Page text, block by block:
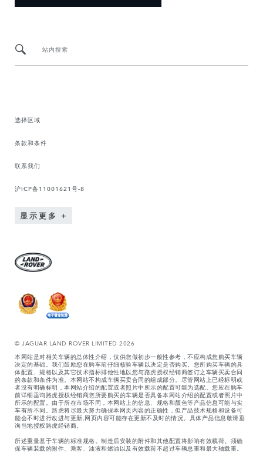
站内搜索
选择区域
条款和条件
联系我们
沪ICP备11001621号-8
显示更多
© JAGUAR LAND ROVER LIMITED 2026
本网站是对相关车辆的总体性介绍，仅供您做初步一般性参考，不应构成您购买车辆
决定的基础。我们鼓励您在购车前仔细核验车辆以决定是否购买。您所购买车辆的具
体配置、规格以及其它技术指标排他性地以您与路虎授权经销商签订之车辆买卖合同
的条款和条件为准。本网站不构成车辆买卖合同的组成部分。尽管网站上已经标明或
者没有明确标明，本网站介绍的配置或者照片中所示的配置可能为选配。您应在购车
前详细垂询路虎授权经销商您所要购买的车辆是否具备本网站介绍的配置或者照片中
所示的配置。由于所在市场不同，本网站上的信息、规格和颜色等产品信息可能与实
车有所不同。路虎将尽最大努力确保本网页内容的正确性，但产品技术规格和设备可
能会不时进行改进与更新,网页内容可能存在更新不及时的情况。具体产品信息敬请垂
询当地授权路虎经销商。
所述重量基于车辆的标准规格。制造后安装的附件和其他配置将影响有效载荷。须确
保车辆装载的附件、乘客、油液和燃油以及有效载荷不超过车辆总重和最大轴载重。